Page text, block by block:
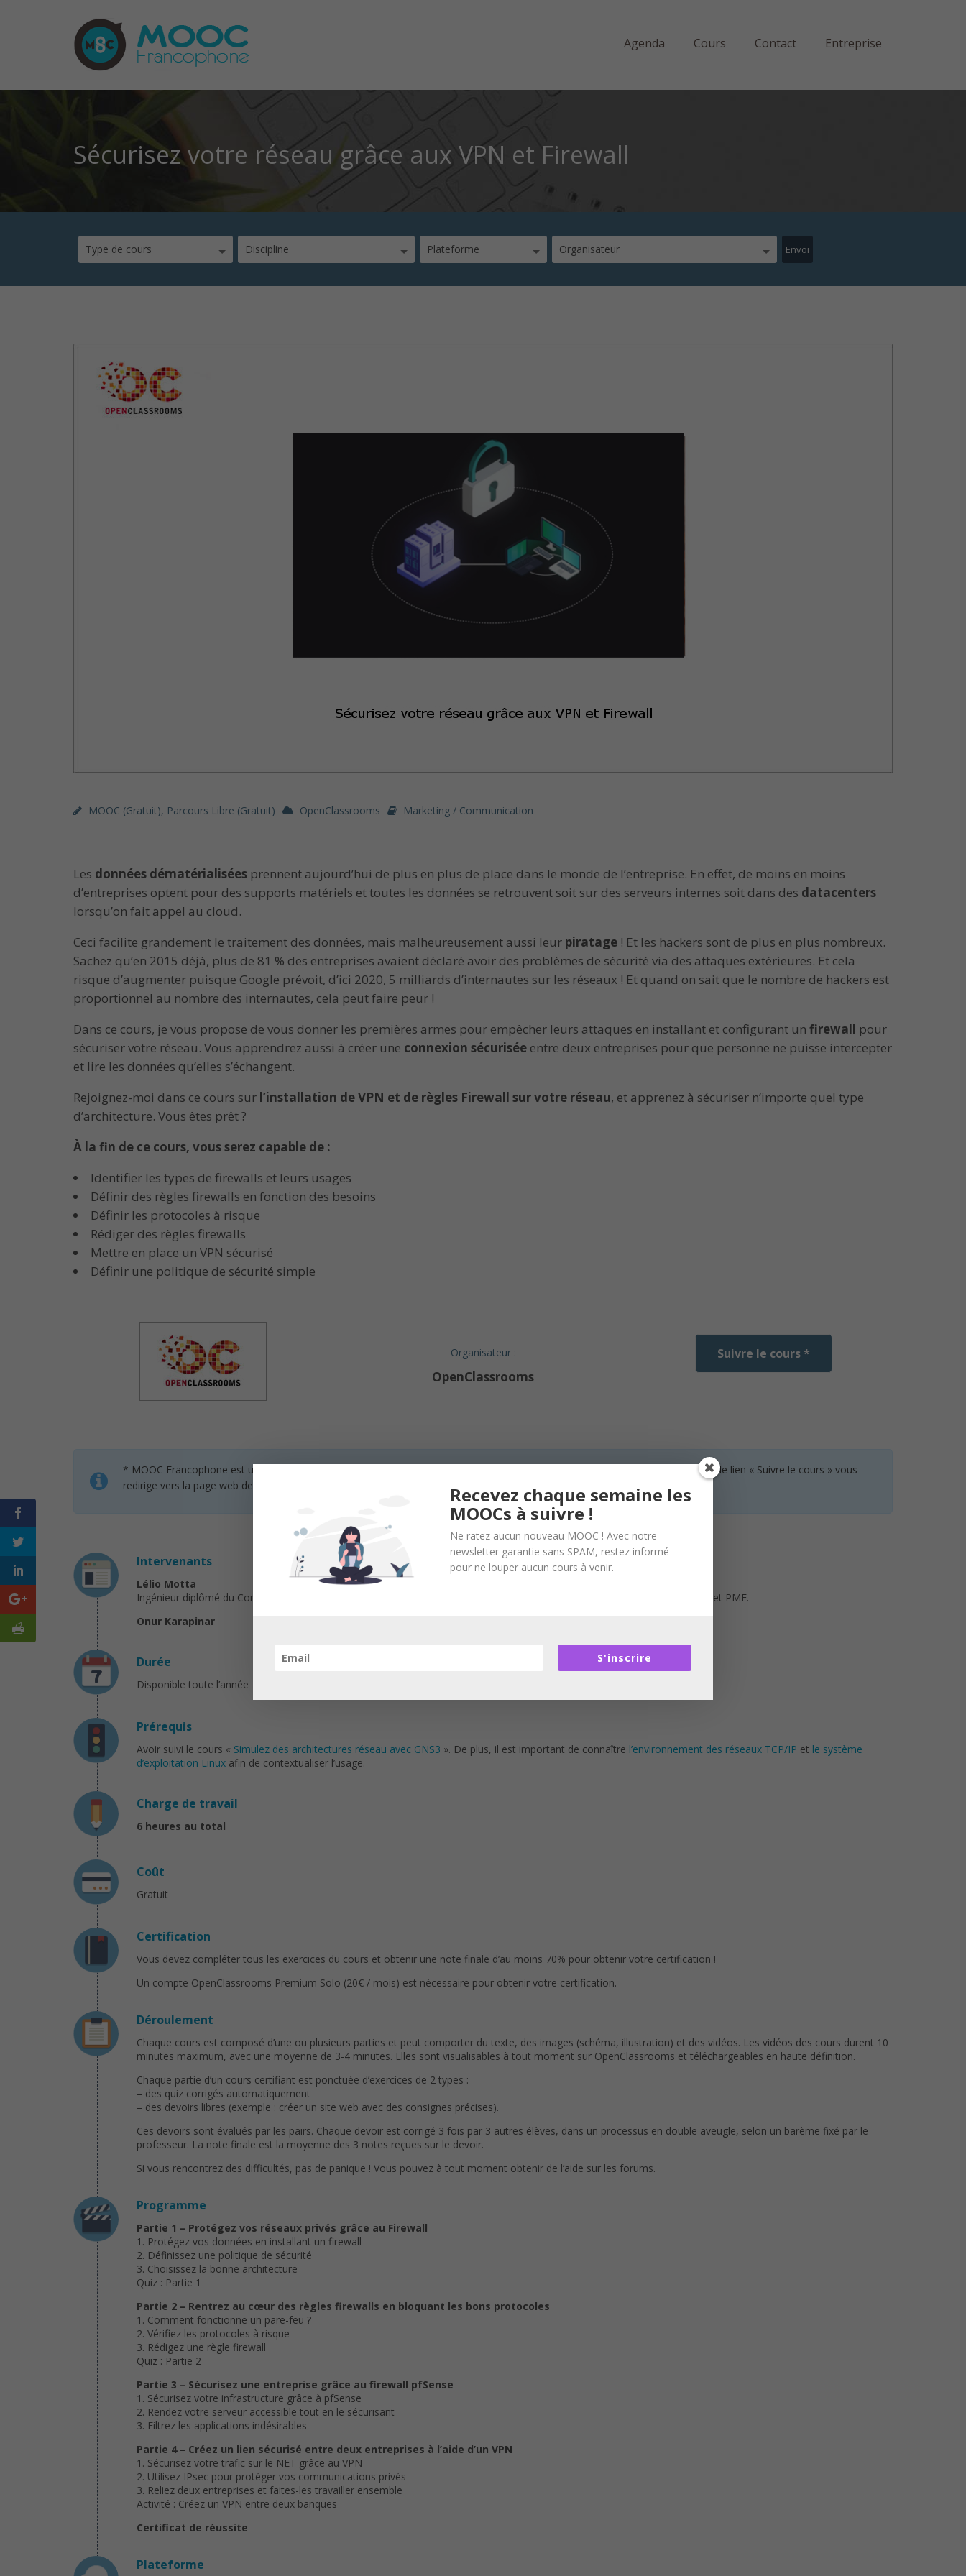
Agenda Cours Contact Entreprise
Sécurisez votre réseau grâce aux VPN et Firewall
Type de cours Discipline Plateforme Organisateur
MOOC (gratuit), Parcours Libre (gratuit) OpenClassrooms Marketing / Communication
Les données dématérialisées prennent aujourd’hui de plus en plus de place dans le monde de l’entreprise. En effet, de moins en moins
d’entreprises optent pour des supports matériels et toutes les données se retrouvent soit sur des serveurs internes soit dans des datacenters
lorsqu’on fait appel au cloud.
Ceci facilite grandement le traitement des données, mais malheureusement aussi leur piratage ! Et les hackers sont de plus en plus nombreux.
Sachez qu’en 2015 déjà, plus de 81 % des entreprises avaient déclaré avoir des problèmes de sécurité via des attaques extérieures. Et cela
risque d’augmenter puisque Google prévoit, d’ici 2020, 5 milliards d’internautes sur les réseaux ! Et quand on sait que le nombre de hackers est
proportionnel au nombre des internautes, cela peut faire peur !
Dans ce cours, je vous propose de vous donner les premières armes pour empêcher leurs attaques en installant et configurant un firewall pour
sécuriser votre réseau. Vous apprendrez aussi à créer une connexion sécurisée entre deux entreprises pour que personne ne puisse intercepter
et lire les données qu’elles s’échangent.
Rejoignez-moi dans ce cours sur l’installation de VPN et de règles Firewall sur votre réseau, et apprenez à sécuriser n’importe quel type
d’architecture. Vous êtes prêt ?
À la fin de ce cours, vous serez capable de :
Identifier les types de firewalls et leurs usages
Définir des règles firewalls en fonction des besoins
Définir les protocoles à risque
Rédiger des règles firewalls
Mettre en place un VPN sécurisé
Définir une politique de sécurité simple
Organisateur :
OpenClassrooms
Suivre le cours *
* MOOC Francophone est un service de mise en relation sans inscription et sans intermédiaire. Nous n’organisons aucun cours, le lien « Suivre le cours » vous
redirige vers la page web des organisateurs.
Intervenants
Lélio Motta
Ingénieur diplômé du Conservatoire National des Arts et Métiers, réseaux, systèmes et multimédia. Freelance pour start-up et PME.
Onur Karapinar
Durée
Disponible toute l’année
Prérequis
Avoir suivi le cours « Simulez des architectures réseau avec GNS3 ». De plus, il est important de connaître l’environnement des réseaux TCP/IP et le système
d’exploitation Linux afin de contextualiser l’usage.
Charge de travail
6 heures au total
Coût
Gratuit
Certification
Vous devez compléter tous les exercices du cours et obtenir une note finale d’au moins 70% pour obtenir votre certification !
Un compte OpenClassrooms Premium Solo (20€ / mois) est nécessaire pour obtenir votre certification.
Déroulement
Chaque cours est composé d’une ou plusieurs parties et peut comporter du texte, des images (schéma, illustration) et des vidéos. Les vidéos des cours durent 10
minutes maximum, avec une moyenne de 3-4 minutes. Elles sont visualisables à tout moment sur OpenClassrooms et téléchargeables en haute définition.
Chaque partie d’un cours certifiant est ponctuée d’exercices de 2 types :
– des quiz corrigés automatiquement
– des devoirs libres (exemple : créer un site web avec des consignes précises).
Ces devoirs sont évalués par les pairs. Chaque devoir est corrigé 3 fois par 3 autres élèves, dans un processus en double aveugle, selon un barème fixé par le
professeur. La note finale est la moyenne des 3 notes reçues sur le devoir.
Si vous rencontrez des difficultés, pas de panique ! Vous pouvez à tout moment obtenir de l’aide sur les forums.
Programme
Partie 1 – Protégez vos réseaux privés grâce au Firewall
1. Protégez vos données en installant un firewall
2. Définissez une politique de sécurité
3. Choisissez la bonne architecture
Quiz : Partie 1
Partie 2 – Rentrez au cœur des règles firewalls en bloquant les bons protocoles
1. Comment fonctionne un pare-feu ?
2. Vérifiez les protocoles à risque
3. Rédigez une règle firewall
Quiz : Partie 2
Partie 3 – Sécurisez une entreprise grâce au firewall pfSense
1. Sécurisez votre infrastructure grâce à pfSense
2. Rendez votre serveur accessible tout en le sécurisant
3. Filtrez les applications indésirables
Partie 4 – Créez un lien sécurisé entre deux entreprises à l’aide d’un VPN
1. Sécurisez votre trafic sur le NET grâce au VPN
2. Utilisez IPsec pour protéger vos communications privés
3. Reliez deux entreprises et faites-les travailler ensemble
Activité : Créez un VPN entre deux banques
Certificat de réussite
Plateforme
Recevez chaque semaine les
MOOCs à suivre !
Ne ratez aucun nouveau MOOC ! Avec notre
newsletter garantie sans SPAM, restez informé
pour ne louper aucun cours à venir.
S'inscrire